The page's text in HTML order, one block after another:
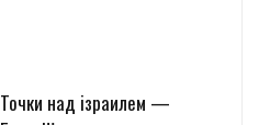
Точки над iзраилем —